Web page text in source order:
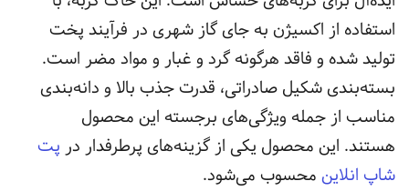
استفاده از اکسیژن به جای گاز شهری در فرآیند پخت
تولید شده و فاقد هرگونه گرد و غبار و مواد مضر است.
بسته‌بندی شکیل صادراتی، قدرت جذب بالا و دانه‌بندی
مناسب از جمله ویژگی‌های برجسته این محصول
هستند. این محصول یکی از گزینه‌های پرطرفدار درپت
شاپ انلاینمحسوب می‌شود.